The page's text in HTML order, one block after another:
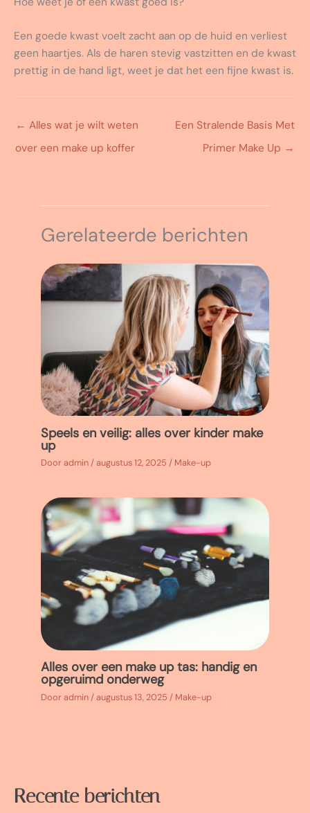
Een goede kwast voelt zacht aan op de huid en verliest
geen haartjes. Als de haren stevig vastzitten en de kwast
prettig in de hand ligt, weet je dat het een fijne kwast is.
← Alles wat je wilt weten
over een make up koffer
Een Stralende Basis Met
Primer Make Up →
Gerelateerde berichten
Speels en veilig: alles over kinder make
up
Dooradmin /augustus 12, 2025 / Make-up
Alles over een make up tas: handig en
opgeruimd onderweg
Dooradmin /augustus 13, 2025 / Make-up
Recente berichten